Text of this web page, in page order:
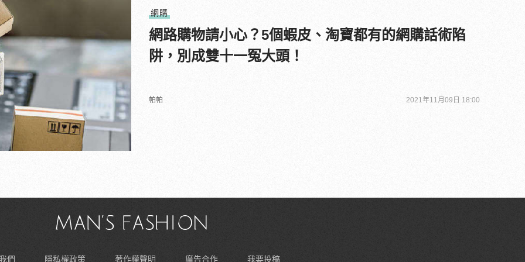
網購
網路購物請小心？5個蝦皮、淘寶都有的網購話術陷
阱，別成雙十一冤大頭！
帕帕 2021年11月09日 18:00
們 隱私權政策 著作權聲明 廣告合作 我要投稿